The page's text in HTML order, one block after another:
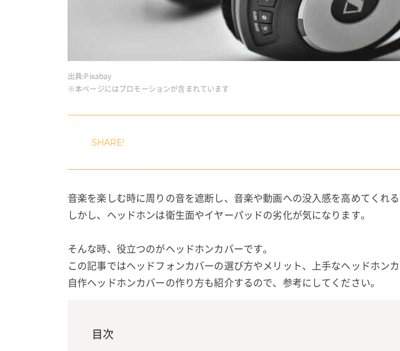
出典:Pixabay
※本ページにはプロモーションが含まれています
音楽を楽しむ時に周りの音を遮断し、音楽や動画への没入感を高めてくれる
しかし、ヘッドホンは衛生面やイヤーパッドの劣化が気になります。
そんな時、役立つのがヘッドホンカバーです。
この記事ではヘッドフォンカバーの選び方やメリット、上手なヘッドホン
自作ヘッドホンカバーの作り方も紹介するので、参考にしてください。
目次